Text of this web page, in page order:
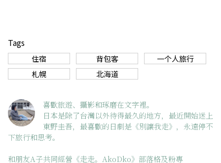
Tags
住宿 背包客
一个人旅行
札幌
北海道
喜歡旅遊、攝影和琢磨在文字裡。
日本是除了台灣以外待得最久的地方，最近開始迷上
東野圭吾，最喜歡的日劇是《別讓我走》，永遠停不
下旅行和思考。
和朋友A子共同經營《走走。AkoDko》部落格及粉專